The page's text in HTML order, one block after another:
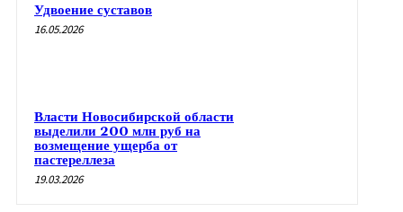
Удвоение суставов
16.05.2026
Власти Новосибирской области
выделили 200 млн руб на
возмещение ущерба от
пастереллеза
19.03.2026